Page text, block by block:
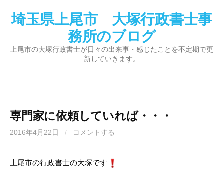
埼玉県上尾市 大塚行政書士事
務所のブログ
上尾市の大塚行政書士が日々の出来事・感じたことを不定期で更
新していきます。
専門家に依頼していれば・・・
2016年4月22日 / コメントする
上尾市の行政書士の大塚です